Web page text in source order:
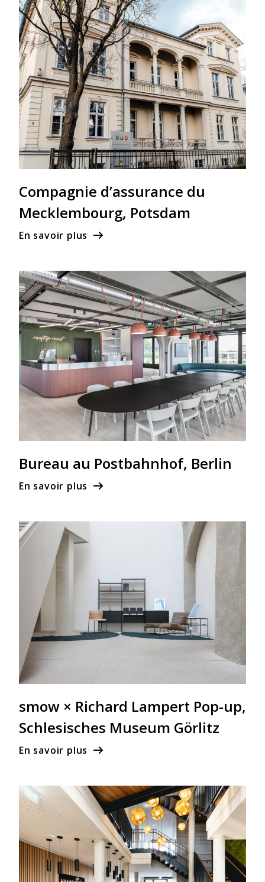
Compagnie d’assurance du
Mecklembourg, Potsdam
En savoir plus
Bureau au Postbahnhof, Berlin
En savoir plus
smow × Richard Lampert Pop-up,
Schlesisches Museum Görlitz
En savoir plus